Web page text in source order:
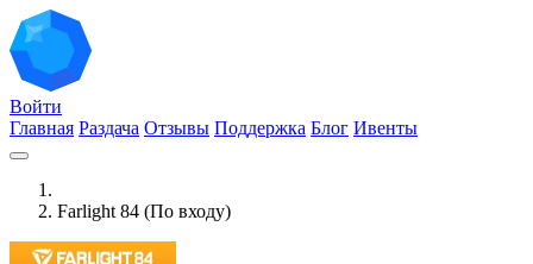
Войти
Главная Раздача Отзывы Поддержка Блог Ивенты
Farlight 84 (По входу)